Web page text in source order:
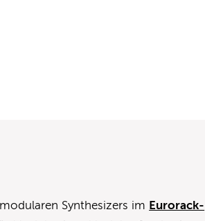
Synthesizers im Eurorack-